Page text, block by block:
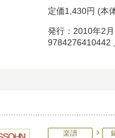
定価1,430円 (本
発行：2010年2月
9784276410442
楽譜